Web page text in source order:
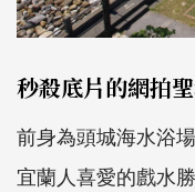
秒殺底片的網拍
前身為頭城海水浴
宜蘭人喜愛的戲水